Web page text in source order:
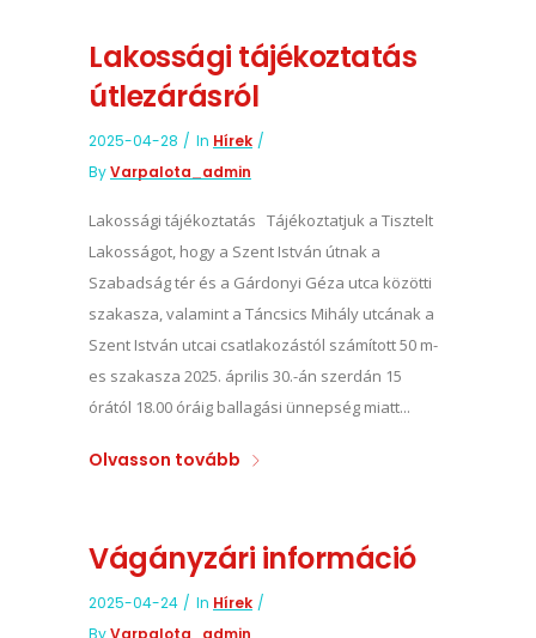
Lakossági tájékoztatás
útlezárásról
2025-04-28 In Hírek
ByVarpalota_admin
Lakossági tájékoztatás Tájékoztatjuk a Tisztelt
Lakosságot, hogy a Szent István útnak a
Szabadság tér és a Gárdonyi Géza utca közötti
szakasza, valamint a Táncsics Mihály utcának a
Szent István utcai csatlakozástól számított 50 m-
es szakasza 2025. április 30.-án szerdán 15
órától 18.00 óráig ballagási ünnepség miatt...
Olvasson tovább
Vágányzári információ
2025-04-24 In Hírek
ByVarpalota_admin